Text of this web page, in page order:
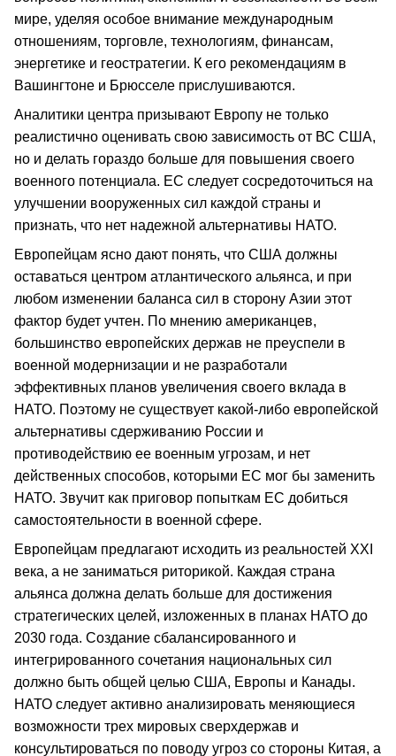
мире, уделяя особое внимание международным
отношениям, торговле, технологиям, финансам,
энергетике и геостратегии. К его рекомендациям в
Вашингтоне и Брюсселе прислушиваются.
Аналитики центра призывают Европу не только
реалистично оценивать свою зависимость от ВС США,
но и делать гораздо больше для повышения своего
военного потенциала. ЕС следует сосредоточиться на
улучшении вооруженных сил каждой страны и
признать, что нет надежной альтернативы НАТО.
Европейцам ясно дают понять, что США должны
оставаться центром атлантического альянса, и при
любом изменении баланса сил в сторону Азии этот
фактор будет учтен. По мнению американцев,
большинство европейских держав не преуспели в
военной модернизации и не разработали
эффективных планов увеличения своего вклада в
НАТО. Поэтому не существует какой-либо европейской
альтернативы сдерживанию России и
противодействию ее военным угрозам, и нет
действенных способов, которыми ЕС мог бы заменить
НАТО. Звучит как приговор попыткам ЕС добиться
самостоятельности в военной сфере.
Европейцам предлагают исходить из реальностей XXI
века, а не заниматься риторикой. Каждая страна
альянса должна делать больше для достижения
стратегических целей, изложенных в планах НАТО до
2030 года. Создание сбалансированного и
интегрированного сочетания национальных сил
должно быть общей целью США, Европы и Канады.
НАТО следует активно анализировать меняющиеся
возможности трех мировых сверхдержав и
консультироваться по поводу угроз со стороны Китая, а